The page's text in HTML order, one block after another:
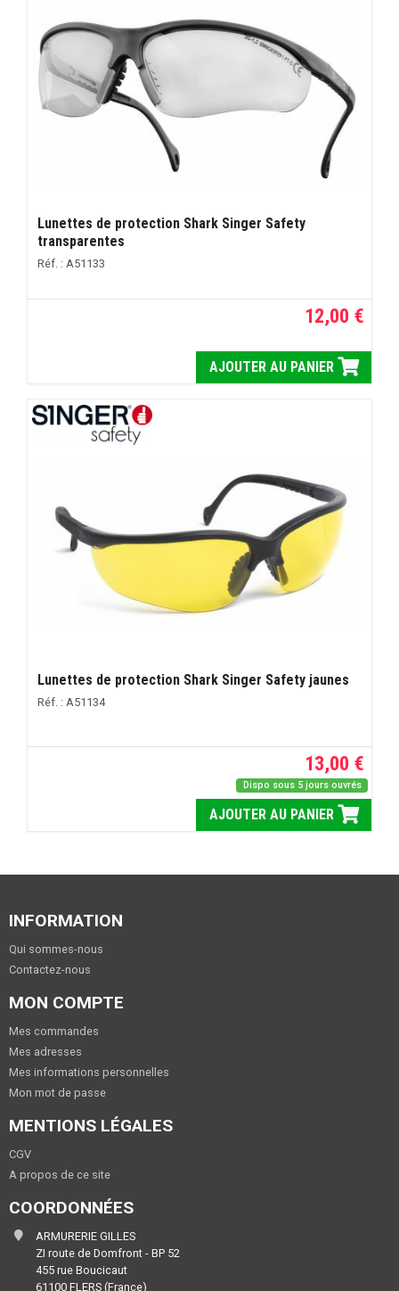
Lunettes de protection Shark Singer Safety
transparentes
Réf. : A51133
12,00 €
AJOUTER AU PANIER
Lunettes de protection Shark Singer Safety jaunes
Réf. : A51134
13,00 €
Dispo sous 5 jours ouvrés
AJOUTER AU PANIER
INFORMATION
Qui sommes-nous
Contactez-nous
MON COMPTE
Mes commandes
Mes adresses
Mes informations personnelles
Mon mot de passe
MENTIONS LÉGALES
CGV
A propos de ce site
COORDONNÉES
ARMURERIE GILLES
ZI route de Domfront - BP 52
455 rue Boucicaut
61100 FLERS (France)